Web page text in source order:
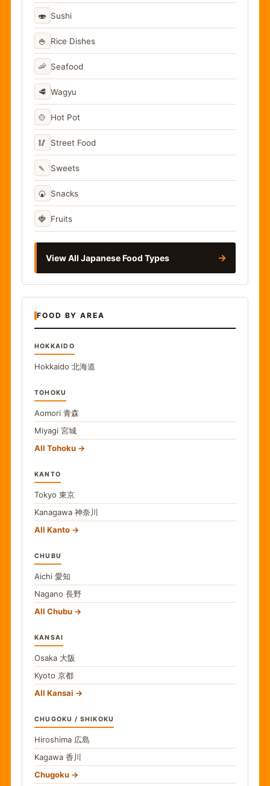
🍣 Sushi
🍚 Rice Dishes
🦐 Seafood
🥩 Wagyu
🍲 Hot Pot
🥢 Street Food
🍡 Sweets
🍘 Snacks
🍓 Fruits
View All Japanese Food Types →
FOOD BY AREA
HOKKAIDO
Hokkaido 北海道
TOHOKU
Aomori 青森
Miyagi 宮城
All Tohoku
KANTO
Tokyo 東京
Kanagawa 神奈川
All Kanto
CHUBU
Aichi 愛知
Nagano 長野
All Chubu
KANSAI
Osaka 大阪
Kyoto 京都
All Kansai
CHUGOKU / SHIKOKU
Hiroshima 広島
Kagawa 香川
Chugoku